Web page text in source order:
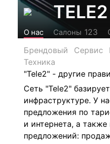
TELE2
О нас Салоны 123
Брендовый
Сервис
Техника
"Tele2" - другие
Сеть "Tele2"
инфраструктуре. У
предложения по
и интернета, а
предложений: